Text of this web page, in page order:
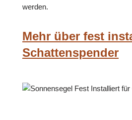
werden.
Mehr über fest
Schattenspender